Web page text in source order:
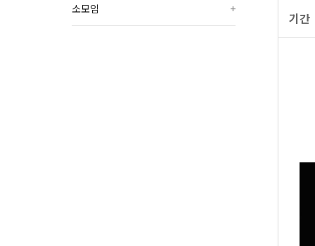
소모임 +
기간